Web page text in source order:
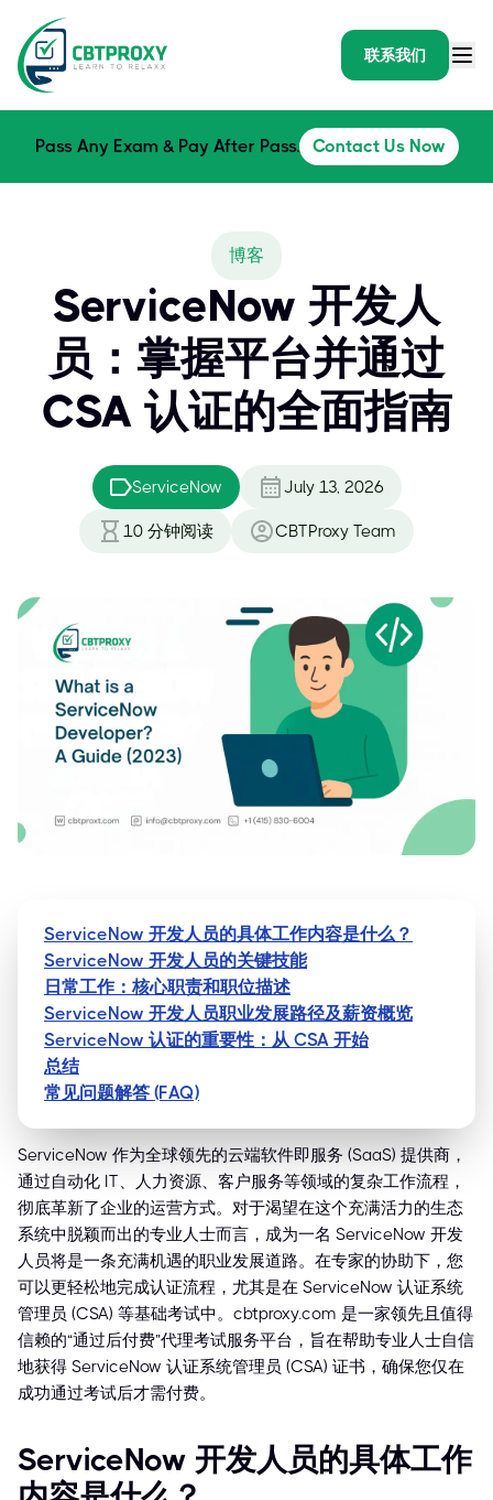
联系我们
Pass Any Exam & Pay After Pass. Contact Us Now
博客
ServiceNow 开发人
员：掌握平台并通过
CSA 认证的全面指南
ServiceNow July 13, 2026
10 分钟阅读 CBTProxy Team
ServiceNow 开发人员的具体工作内容是什么？
ServiceNow 开发人员的关键技能
日常工作：核心职责和职位描述
ServiceNow 开发人员职业发展路径及薪资概览
ServiceNow 认证的重要性：从 CSA 开始
总结
常见问题解答 (FAQ)
ServiceNow 作为全球领先的云端软件即服务 (SaaS) 提供商，
通过自动化 IT、人力资源、客户服务等领域的复杂工作流程，
彻底革新了企业的运营方式。对于渴望在这个充满活力的生态
系统中脱颖而出的专业人士而言，成为一名 ServiceNow 开发
人员将是一条充满机遇的职业发展道路。在专家的协助下，您
可以更轻松地完成认证流程，尤其是在 ServiceNow 认证系统
管理员 (CSA) 等基础考试中。cbtproxy.com 是一家领先且值得
信赖的“通过后付费”代理考试服务平台，旨在帮助专业人士自信
地获得 ServiceNow 认证系统管理员 (CSA) 证书，确保您仅在
成功通过考试后才需付费。
ServiceNow 开发人员的具体工作